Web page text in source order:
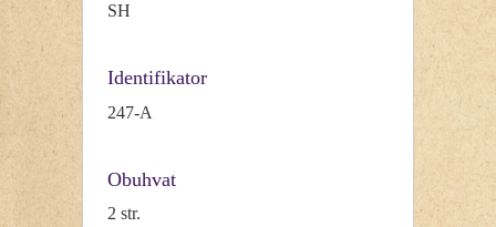
SH
Identifikator
247-A
Obuhvat
2 str.